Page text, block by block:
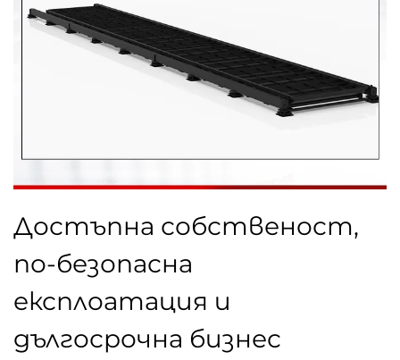
Достъпна собственост,
по-безопасна
експлоатация и
дългосрочна бизнес